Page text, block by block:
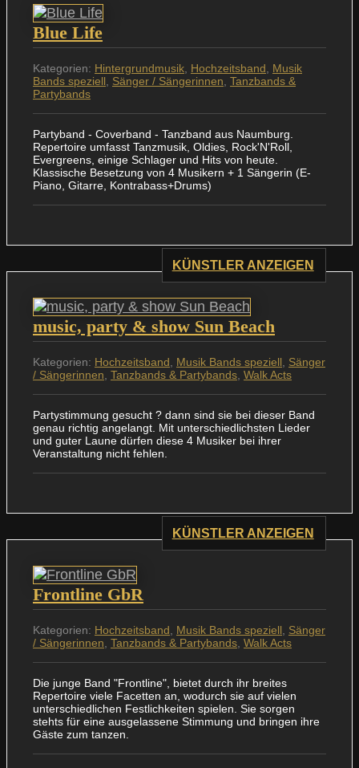
Blue Life
Kategorien: Hintergrundmusik Hochzeitsband
Musik
Bands speziell
Sänger / Sängerinnen Tanzbands &
Partybands
Partyband - Coverband - Tanzband aus Naumburg.
Repertoire umfasst Tanzmusik, Oldies, Rock'N'Roll,
Evergreens, einige Schlager und Hits von heute.
Klassische Besetzung von 4 Musikern + 1 Sängerin (E-
Piano, Gitarre, Kontrabass+Drums)
KÜNSTLER ANZEIGEN
music, party & show Sun Beach
Kategorien: Hochzeitsband Musik Bands speziell
Sänger
/ Sängerinnen Tanzbands & Partybands Walk Acts
Partystimmung gesucht ? dann sind sie bei dieser Band
genau richtig angelangt. Mit unterschiedlichsten Lieder
und guter Laune dürfen diese 4 Musiker bei ihrer
Veranstaltung nicht fehlen.
KÜNSTLER ANZEIGEN
Frontline GbR
Kategorien: Hochzeitsband Musik Bands speziell
Sänger
/ Sängerinnen Tanzbands & Partybands Walk Acts
Die junge Band "Frontline", bietet durch ihr breites
Repertoire viele Facetten an, wodurch sie auf vielen
unterschiedlichen Festlichkeiten spielen. Sie sorgen
stehts für eine ausgelassene Stimmung und bringen ihre
Gäste zum tanzen.